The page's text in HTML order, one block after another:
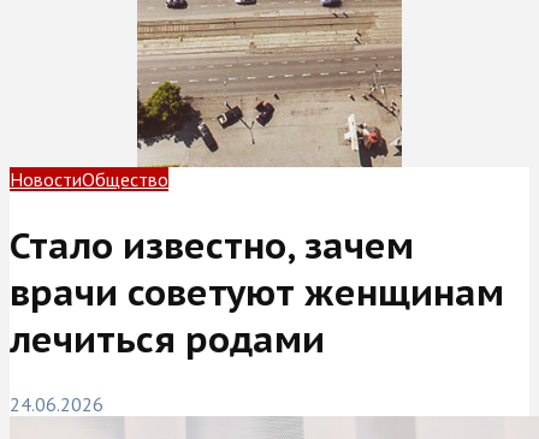
НовостиОбщество
Стало известно, зачем
врачи советуют женщинам
лечиться родами
24.06.2026